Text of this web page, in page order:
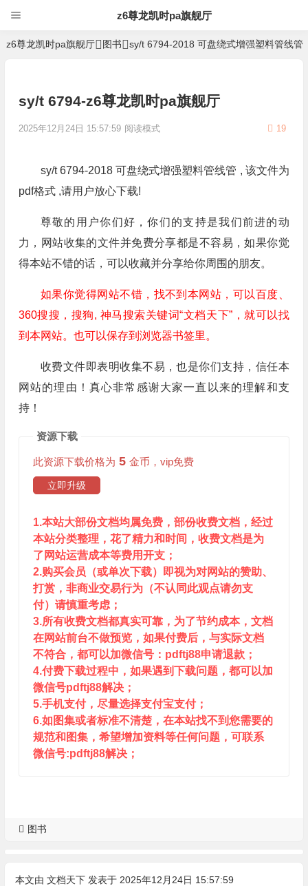
z6尊龙凯时pa旗舰厅
z6尊龙凯时pa旗舰厅 图书 sy/t 6794-2018 可盘绕式增强塑料管线管
sy/t 6794-z6尊龙凯时pa旗舰厅
2025年12月24日 15:57:59 19
阅读模式
sy/t 6794-2018 可盘绕式增强塑料管线管 , 该文件为
pdf格式 ,请用户放心下载!
尊敬的用户你们好，你们的支持是我们前进的动
力，网站收集的文件并免费分享都是不容易，如果你觉
得本站不错的话，可以收藏并分享给你周围的朋友。
如果你觉得网站不错，找不到本网站，可以百度、
360搜搜，搜狗, 神马搜索关键词“文档天下”，就可以找
到本网站。也可以保存到浏览器书签里。
收费文件即表明收集不易，也是你们支持，信任本
网站的理由！真心非常感谢大家一直以来的理解和支
持！
资源下载
此资源下载价格为 5 金币，vip免费
立即升级
1.本站大部份文档均属免费，部份收费文档，经过
本站分类整理，花了精力和时间，收费文档是为
了网站运营成本等费用开支；
2.购买会员（或单次下载）即视为对网站的赞助、
打赏，非商业交易行为（不认同此观点请勿支
付）请慎重考虑；
3.所有收费文档都真实可靠，为了节约成本，文档
在网站前台不做预览，如果付费后，与实际文档
不符合，都可以加微信号：pdftj88申请退款；
4.付费下载过程中，如果遇到下载问题，都可以加
微信号pdftj88解决；
5.手机支付，尽量选择支付宝支付；
6.如图集或者标准不清楚，在本站找不到您需要的
规范和图集，希望增加资料等任何问题，可联系
微信号:pdftj88解决；
图书
本文由 文档天下发表于 2025年12月24日 15:57:59